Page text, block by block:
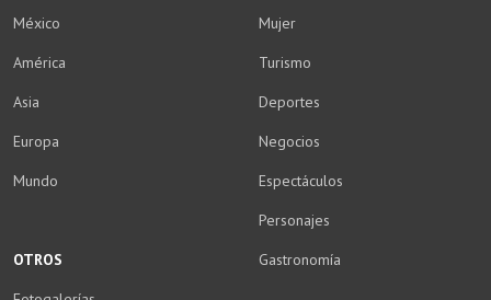
México
América
Asia
Europa
Mundo
Mujer
Turismo
Deportes
Negocios
Espectáculos
Personajes
Gastronomía
OTROS